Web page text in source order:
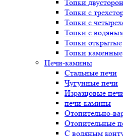
Топки
Топки с
Топки с
Топки с
Топки открытые
Топки каменные
Печи-камины
Стальные печи
Чугунные печи
Изразцовые
печи-камины
Отопительно-
Отопительные
С водяным